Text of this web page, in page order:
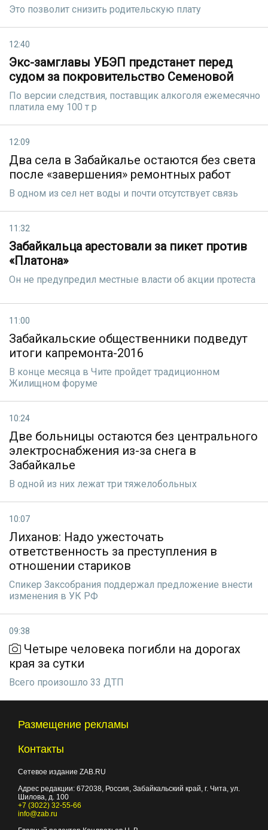
Это позволит снизить родительскую плату
12:40
Экс-замглавы УБЭП предстанет перед
судом за покровительство Семеновой
По версии следствия, поставщик алкоголя ежемесячно
платила ему 100 т р
12:09
Два села в Забайкалье остаются без света
после «завершения» ремонтных работ
В одном из сел нет воды и почти отсутствует связь
11:32
Забайкальца арестовали за пикет против
«Платона»
Он не предупредил местные власти об акции протеста
11:00
Забайкальские общественники подведут
итоги капремонта-2016
В конце месяца в Чите пройдет традиционном
Жилищном форуме
10:24
Две больницы остаются без центрального
электроснабжения из-за снега в
Забайкалье
В одной из них лежат три тяжелобольных
10:07
Лиханов: Надо ужесточать
ответственность за преступления в
отношении стариков
Спикер Заксобрания поддержал предложение внести
изменения в УК РФ
09:38
Четыре человека погибли на дорогах
края за сутки
Всего произошло 33 ДТП
Размещение рекламы
Контакты
Сетевое издание ZAB.RU
Адрес редакции: 672038, Россия, Забайкальский край, г. Чита, ул.
Шилова, д. 100
+7 (3022) 32-55-66
info@zab.ru